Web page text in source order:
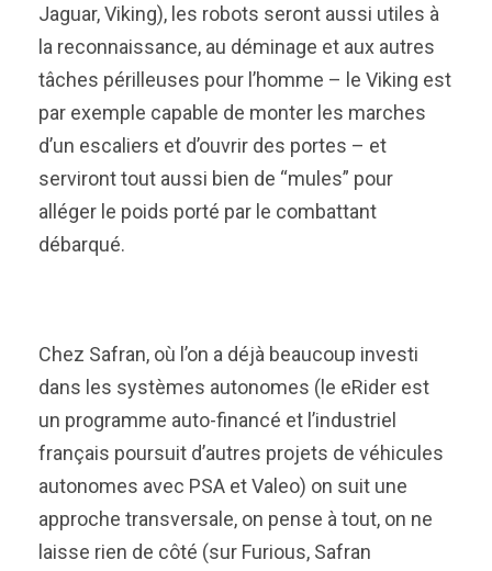
Jaguar, Viking), les robots seront aussi utiles à
la reconnaissance, au déminage et aux autres
tâches périlleuses pour l’homme – le Viking est
par exemple capable de monter les marches
d’un escaliers et d’ouvrir des portes – et
serviront tout aussi bien de “mules” pour
alléger le poids porté par le combattant
débarqué.
Chez Safran, où l’on a déjà beaucoup investi
dans les systèmes autonomes (le eRider est
un programme auto-financé et l’industriel
français poursuit d’autres projets de véhicules
autonomes avec PSA et Valeo) on suit une
approche transversale, on pense à tout, on ne
laisse rien de côté (sur Furious, Safran